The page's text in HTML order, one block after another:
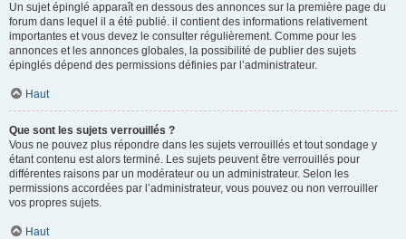
Un sujet épinglé apparaît en dessous des annonces sur la première page du
forum dans lequel il a été publié. il contient des informations relativement
importantes et vous devez le consulter régulièrement. Comme pour les
annonces et les annonces globales, la possibilité de publier des sujets
épinglés dépend des permissions définies par l’administrateur.
Haut
Que sont les sujets verrouillés ?
Vous ne pouvez plus répondre dans les sujets verrouillés et tout sondage y
étant contenu est alors terminé. Les sujets peuvent être verrouillés pour
différentes raisons par un modérateur ou un administrateur. Selon les
permissions accordées par l’administrateur, vous pouvez ou non verrouiller
vos propres sujets.
Haut